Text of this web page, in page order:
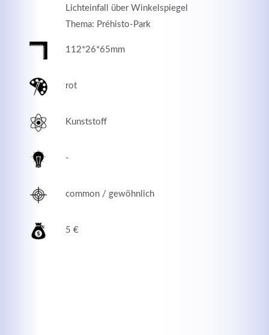
Lichteinfall über Winkelspiegel
Thema: Préhisto-Park
112*26*65mm
rot
Kunststoff
-
common / gewöhnlich
5 €
Lorem ipsum dolor sit amet, consectetuer adipiscing